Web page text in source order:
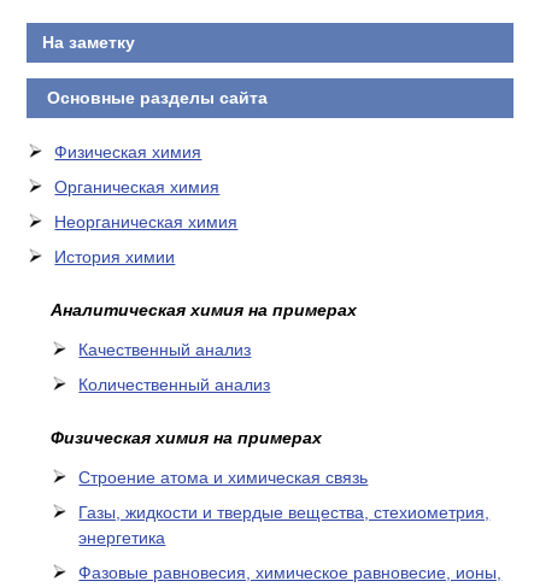
На заметку
Основные разделы сайта
Физическая химия
Органическая химия
Неорганическая химия
История химии
Аналитическая химия на примерах
Качественный анализ
Количественный анализ
Физическая химия на примерах
Cтроение атома и химическая связь
Газы, жидкости и твердые вещества, стехиометрия,
энергетика
Фазовые равновесия, химическое равновесие, ионы,